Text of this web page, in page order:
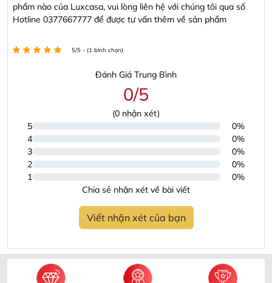
phẩm nào của Luxcasa, vui lòng liên hệ với chúng tôi qua số
Hotline 0377667777 để được tư vấn thêm về sản phẩm
5/5 - (1 bình chọn)
Đánh Giá Trung Bình
0/5
(0 nhận xét)
5
0%
4
0%
3
0%
2
0%
1
0%
Chia sẻ nhận xét về bài viết
Viết nhận xét của bạn